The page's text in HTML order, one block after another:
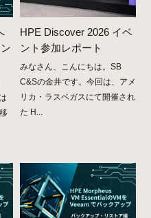
HPE Discover 2026 イベ
ント参加レポート
みなさん、こんにちは。SB
C&Sの金井です。今回は、アメ
リカ・ラスベガスにて開催され
た H...